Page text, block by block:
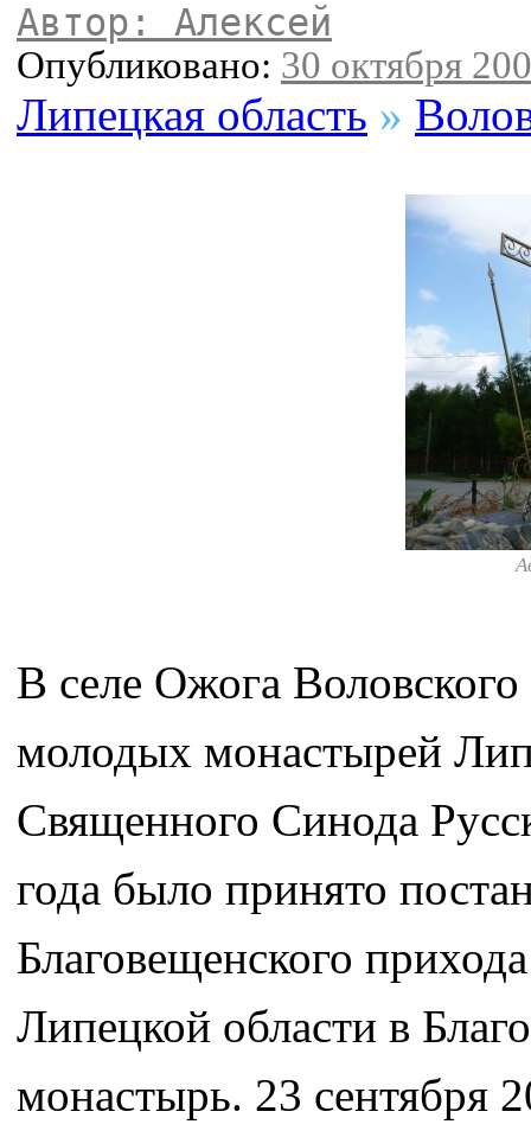
Автор: Алексей
Опубликовано: 30 октября
Липецкая область »
В селе Ожога
молодых монастырей
Священного Синода
года было принято
Благовещенского
Липецкой области в
монастырь. 23 сентября